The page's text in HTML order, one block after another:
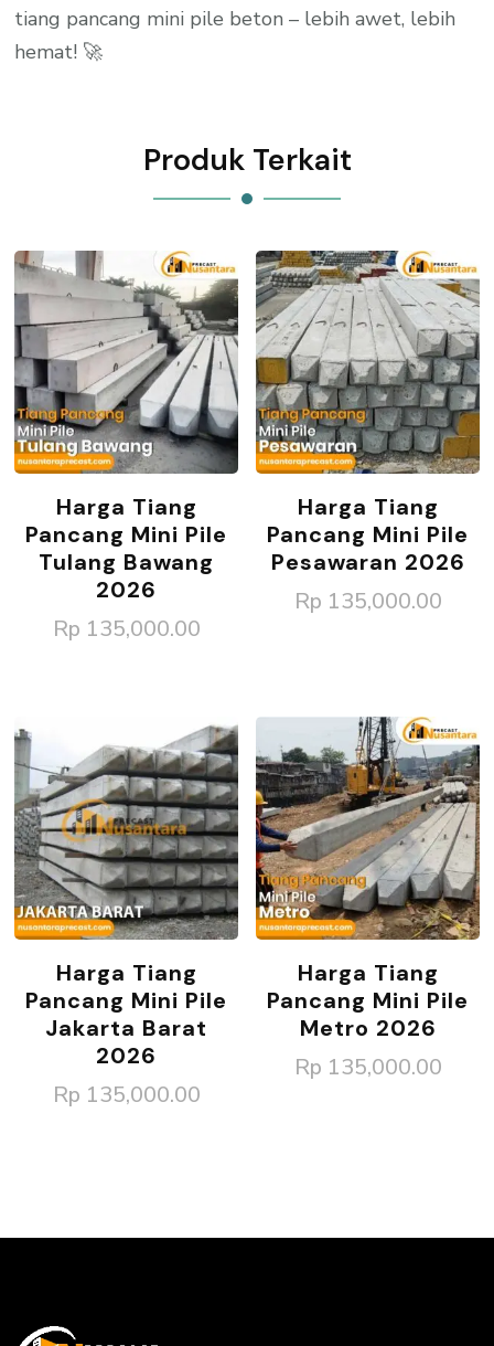
tiang pancang mini pile beton – lebih awet, lebih
hemat! 🚀
Produk Terkait
Harga Tiang
Pancang Mini Pile
Tulang Bawang
2026
Rp 135,000.00
Harga Tiang
Pancang Mini Pile
Pesawaran 2026
Rp 135,000.00
Harga Tiang
Pancang Mini Pile
Jakarta Barat
2026
Rp 135,000.00
Harga Tiang
Pancang Mini Pile
Metro 2026
Rp 135,000.00